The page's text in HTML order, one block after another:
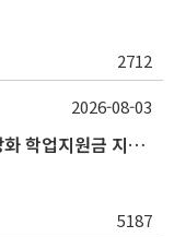
2712
2026-2 대학혁신지원사업 인문학 역량강화 학업지원금 지원 선발 안내 (학/석/박사)
5187
2026-08-03